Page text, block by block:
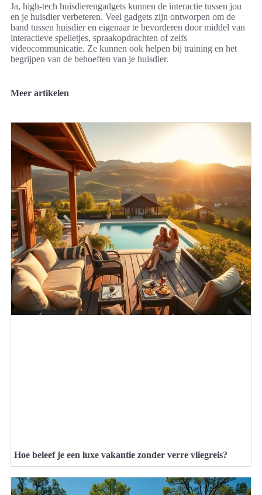
Ja, high-tech huisdierengadgets kunnen de interactie tussen jou
en je huisdier verbeteren. Veel gadgets zijn ontworpen om de
band tussen huisdier en eigenaar te bevorderen door middel van
interactieve spelletjes, spraakopdrachten of zelfs
videocommunicatie. Ze kunnen ook helpen bij training en het
begrijpen van de behoeften van je huisdier.
Meer artikelen
Hoe beleef je een luxe vakantie zonder verre vliegreis?